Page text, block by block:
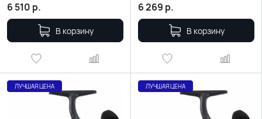
6 510 р.
В корзину
6 269 р.
В корзину
ЛУЧШАЯ ЦЕНА ЛУЧШАЯ ЦЕНА